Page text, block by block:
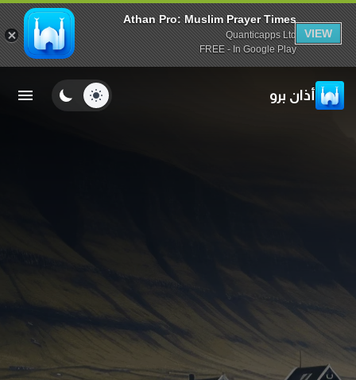
Athan Pro: Muslim Prayer Times
Quanticapps Ltd
FREE - In Google Play
VIEW
أذان برو